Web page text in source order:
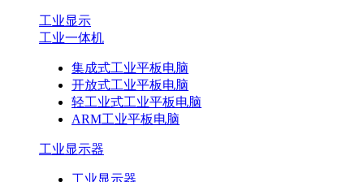
工业显示
工业一体机
集成式工业平板电脑
开放式工业平板电脑
轻工业式工业平板电脑
ARM工业平板电脑
工业显示器
工业显示器